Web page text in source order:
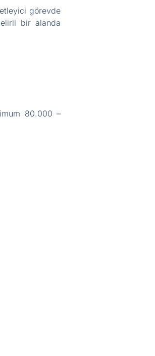
görevde
bir alanda
80.000 –